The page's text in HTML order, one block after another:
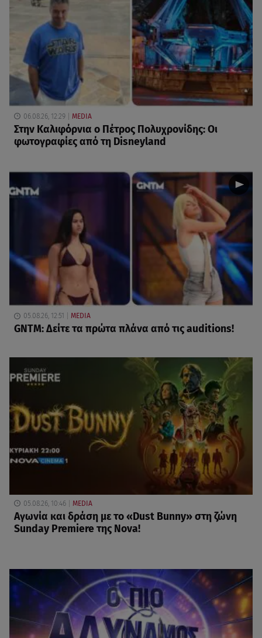
06.08.26, 12:29 MEDIA
Στην Καλιφόρνια ο Πέτρος Πολυχρονίδης: Οι
φωτογραφίες από τη Disneyland
05.08.26, 12:51 MEDIA
GNTM: Δείτε τα πρώτα πλάνα από τις auditions!
05.08.26, 10:46 MEDIA
Αγωνία και δράση με το «Dust Bunny» στη ζώνη
Sunday Premiere της Nova!